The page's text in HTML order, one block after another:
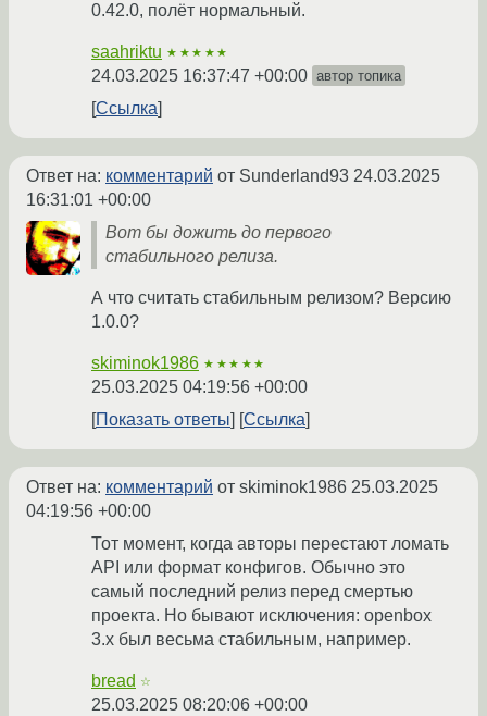
0.42.0, полёт нормальный.
saahriktu ★★★★★
24.03.2025 16:37:47 +00:00 автор топика
Ссылка
Ответ на: комментарий от Sunderland93 24.03.2025
16:31:01 +00:00
Вот бы дожить до первого
стабильного релиза.
А что считать стабильным релизом? Версию
1.0.0?
skiminok1986 ★★★★★
25.03.2025 04:19:56 +00:00
Показать ответы
Ссылка
Ответ на: комментарий от skiminok1986 25.03.2025
04:19:56 +00:00
Тот момент, когда авторы перестают ломать
API или формат конфигов. Обычно это
самый последний релиз перед смертью
проекта. Но бывают исключения: openbox
3.х был весьма стабильным, например.
bread ☆
25.03.2025 08:20:06 +00:00